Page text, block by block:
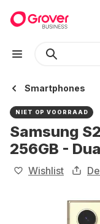
Smartphones
NIET OP VOORRAAD
Samsung
256GB -
Wishlist